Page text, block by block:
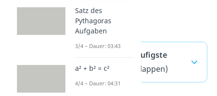
Quader — häufigste
Fragen
(ausklappen)
Satz des
Pythagoras
Aufgaben
3/4 – Dauer: 03:43
a² + b² = c²
4/4 – Dauer: 04:31